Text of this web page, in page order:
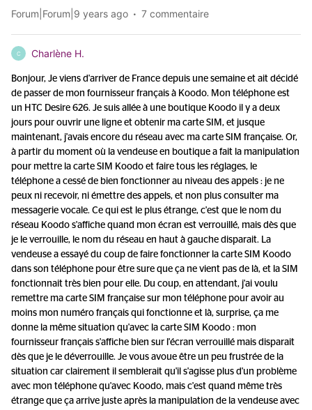
Forum|Forum|9 years ago 7 commentaire
C Charlène H.
Bonjour, Je viens d'arriver de France depuis une semaine et ait décidé
de passer de mon fournisseur français à Koodo. Mon téléphone est
un HTC Desire 626. Je suis allée à une boutique Koodo il y a deux
jours pour ouvrir une ligne et obtenir ma carte SIM, et jusque
maintenant, j'avais encore du réseau avec ma carte SIM française. Or,
à partir du moment où la vendeuse en boutique a fait la manipulation
pour mettre la carte SIM Koodo et faire tous les réglages, le
téléphone a cessé de bien fonctionner au niveau des appels : je ne
peux ni recevoir, ni émettre des appels, et non plus consulter ma
messagerie vocale. Ce qui est le plus étrange, c'est que le nom du
réseau Koodo s'affiche quand mon écran est verrouillé, mais dès que
je le verrouille, le nom du réseau en haut à gauche disparait. La
vendeuse a essayé du coup de faire fonctionner la carte SIM Koodo
dans son téléphone pour être sure que ça ne vient pas de là, et la SIM
fonctionnait très bien pour elle. Du coup, en attendant, j'ai voulu
remettre ma carte SIM française sur mon téléphone pour avoir au
moins mon numéro français qui fonctionne et là, surprise, ça me
donne la même situation qu'avec la carte SIM Koodo : mon
fournisseur français s'affiche bien sur l'écran verrouillé mais disparait
dès que je le déverrouille. Je vous avoue être un peu frustrée de la
situation car clairement il semblerait qu'il s'agisse plus d'un problème
avec mon téléphone qu'avec Koodo, mais c'est quand même très
étrange que ça arrive juste après la manipulation de la vendeuse avec